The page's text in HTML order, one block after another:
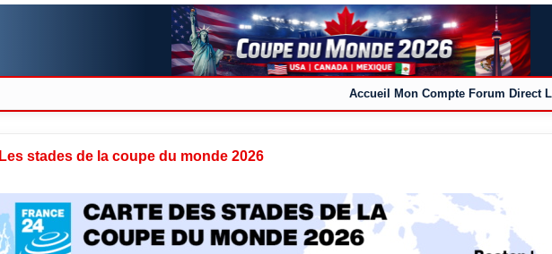
Accueil Mon Compte Forum Direct
Les stades de la coupe du monde 2026